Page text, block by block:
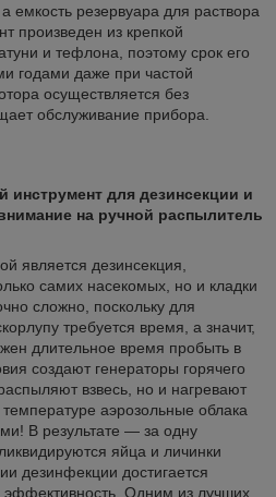
резервуара для раствора
произведен из крепкой
и тефлона, поэтому срок его
годами даже при частой
осуществляется без
обслуживание прибора.
для дезинсекции и
на ручной распылитель
является дезинсекция,
самих насекомых, но и кладки
сложно, поскольку для
требуется время, а значит,
длительное время пробыть в
создают генераторы горячего
взвесь, но и нагревают
аэрозольные облака
В результате — за одну
яйца и личинки
дезинфекции достигается
эффективность. Одним из лучших